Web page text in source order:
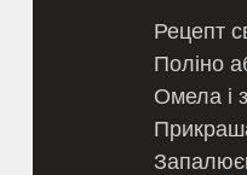
Рецепт
Поліно
Омела і